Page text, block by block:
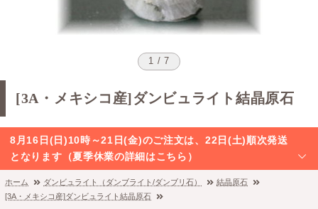
1 / 7
[3A・メキシコ産]ダンビュライト結晶原石
8月16日(日)10時～21日(金)のご注文は、22日(土)順次発送
となります（夏季休業の詳細はこちら）
ホーム ダンビュライト（ダンブライト/ダンブリ石）
結晶原石
[3A・メキシコ産]ダンビュライト結晶原石